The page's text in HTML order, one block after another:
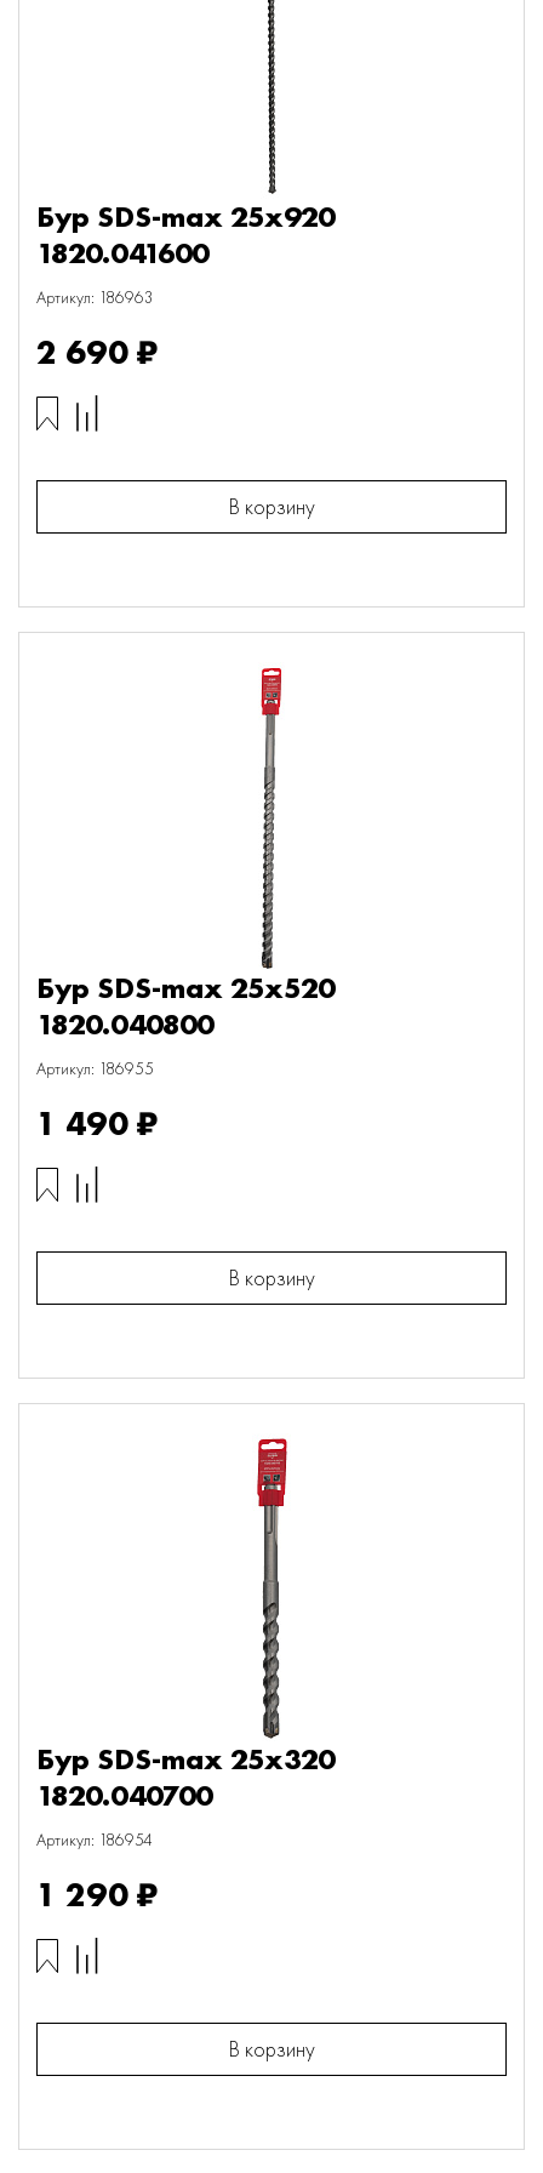
Бур SDS-max 25х920
1820.041600
Артикул: 186963
2 690 ₽
В корзину
Бур SDS-max 25х520
1820.040800
Артикул: 186955
1 490 ₽
В корзину
Бур SDS-max 25х320
1820.040700
Артикул: 186954
1 290 ₽
В корзину